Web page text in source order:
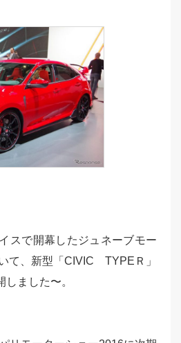
スで開幕したジュネーブモー
て、新型「CIVIC TYPEＲ」
ました〜。